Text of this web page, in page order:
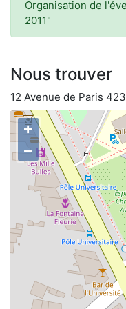
Organisation de
2011"
Nous trouver
12 Avenue de Paris
+
−